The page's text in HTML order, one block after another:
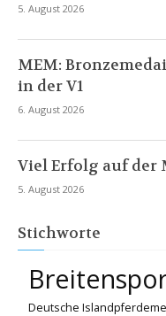
5. August 2026
MEM:
in der V1
6. August 2026
Viel Erfolg auf der
5. August 2026
Stichworte
Deutsche